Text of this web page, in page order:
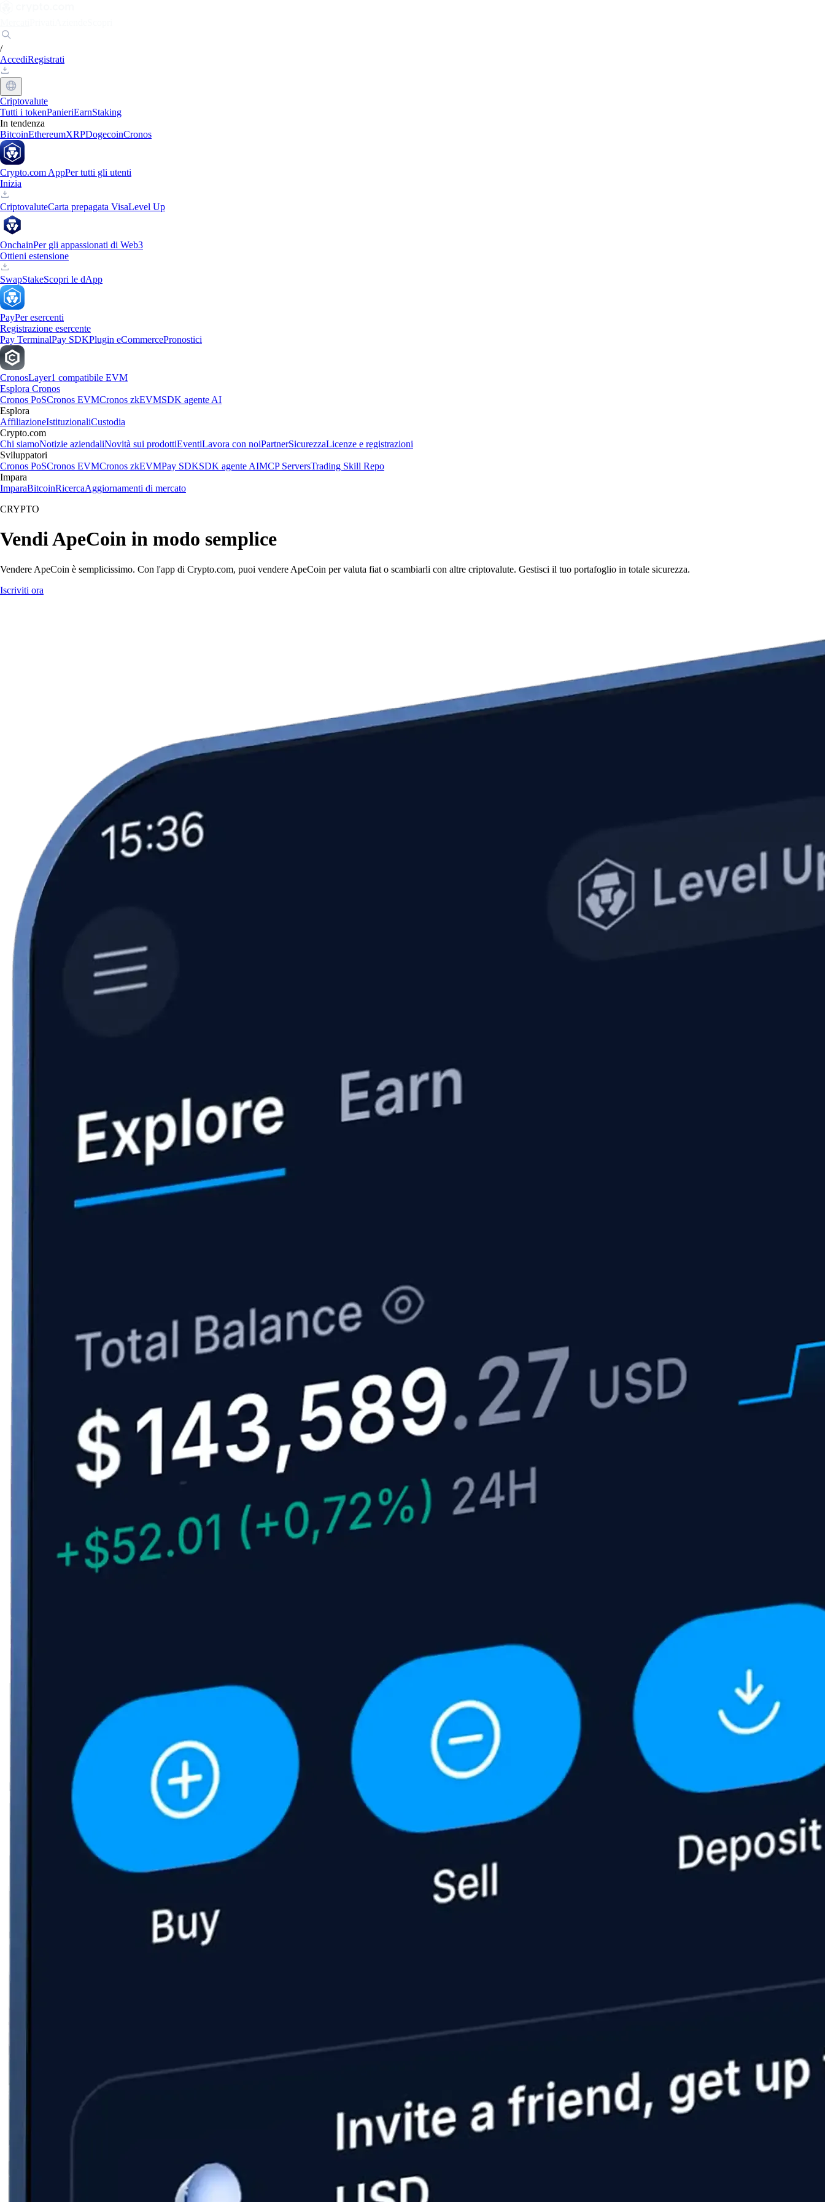
/
AccediRegistrati
Criptovalute
Tutti i tokenPanieriEarnStaking
In tendenza
BitcoinEthereumXRPDogecoinCronos
Crypto.com AppPer tutti gli utenti
Inizia
CriptovaluteCarta prepagata VisaLevel Up
OnchainPer gli appassionati di Web3
Ottieni estensione
SwapStakeScopri le dApp
PayPer esercenti
Registrazione esercente
Pay TerminalPay SDKPlugin eCommercePronostici
CronosLayer1 compatibile EVM
Esplora Cronos
Cronos PoSCronos EVMCronos zkEVMSDK agente AI
Esplora
AffiliazioneIstituzionaliCustodia
Crypto.com
Chi siamoNotizie aziendaliNovità sui prodottiEventiLavora con noiPartnerSicurezzaLicenze e registrazioni
Sviluppatori
Cronos PoSCronos EVMCronos zkEVMPay SDKSDK agente AIMCP ServersTrading Skill Repo
Impara
ImparaBitcoinRicercaAggiornamenti di mercato
CRYPTO
Vendi ApeCoin in modo semplice
Vendere ApeCoin è semplicissimo. Con l'app di Crypto.com, puoi vendere ApeCoin per valuta fiat o scambiarli con altre criptovalute. Gestisci il tuo portafoglio in totale sicurezza.
Iscriviti ora